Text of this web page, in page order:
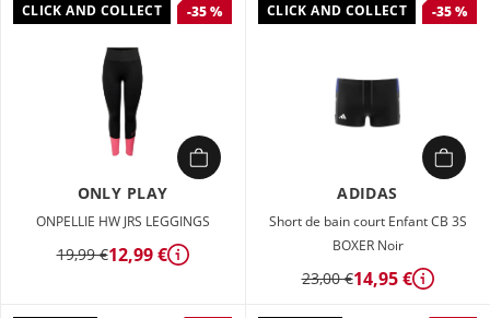
CLICK AND COLLECT -35 %
ONLY PLAY
ONPELLIE HW JRS LEGGINGS
19,99 €12,99 € Détails
CLICK AND COLLECT -35 %
ADIDAS
Short de bain court Enfant CB 3S
BOXER Noir
23,00 €14,95 € Détails